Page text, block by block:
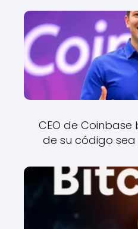
CEO de Coinbase
de su código